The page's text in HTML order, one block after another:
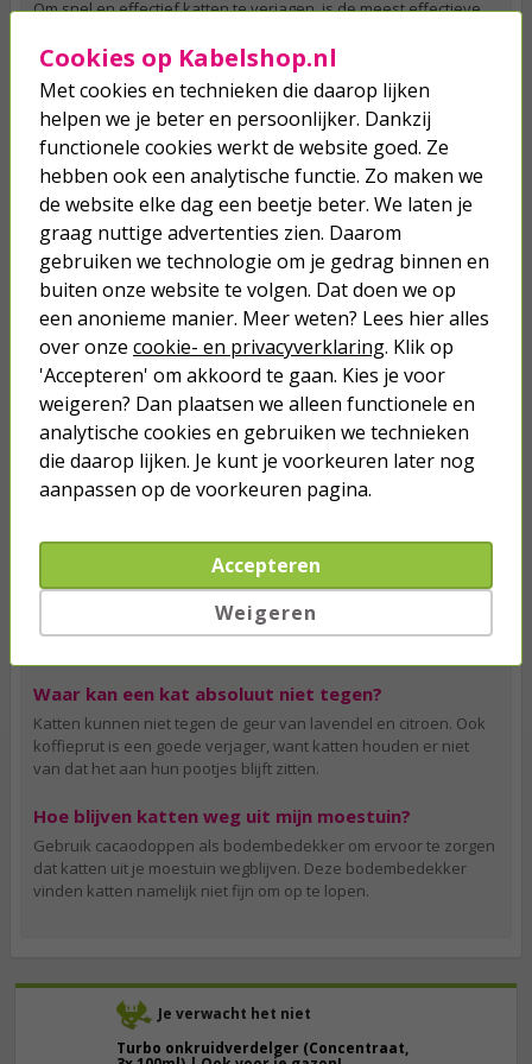
Je verwacht het niet
Turbo onkruidverdelger (Concentraat,
Om snel en effectief katten te verjagen, is de meest effectieve
Door een anti klimstrip te plaatsen, kattenkorrels te strooien én
een ultrasone verjager te gebruiken, weet jij 100% zeker dat
katten het niet meer leuk vinden om in jouw tuin hun behoefte
te doen. Katten weren uit de tuin wordt zo een fluitje van een
cent. Dankzij de combinatie van verschillende producten weet je
zeker dat ten minste één van de middeltjes zal werken om jouw
tuin eenvoudig weer helemaal katvrij te maken.
Katten in tuin verjagen doe je dankzij Kabelshop.nl
Of je nu last van katten van de buren hebt of gewoon
überhaupt geen katten in de buurt wilt hebben: Kabelshop.nl
heeft voor ieder wat wils. Wil jij bijvoorbeeldhonden verjagen?
mooie is: als je vandaag voor middernacht bestelt, heb je het
morgen al in huis, zodat jij direct alle katers en poezen uit je tuin
kunt weren. Heb je nog vragen of wil je graag iets weten over
een specifiek product, neem dan gerust contact op met onze
klantenservice, dan helpen wij je graag verder. Wij zijn iedere
doordeweekse dag te bereiken via e-mail, telefoon of Facebook.
Wat is de beste manier om katten te verjagen?
Een ultrasone kattenverjager is de beste manier om katten te
verjagen. Deze kastjes geven een toon af die mensen niet tot
nauwelijks horen, maar katten vinden het een heel vervelend
Waar kan een kat absoluut niet tegen?
Katten kunnen niet tegen de geur van lavendel en citroen. Ook
koffieprut is een goede verjager, want katten houden er niet
van dat het aan hun pootjes blijft zitten.
Hoe blijven katten weg uit mijn moestuin?
Gebruik cacaodoppen als bodembedekker om ervoor te zorgen
dat katten uit je moestuin wegblijven. Deze bodembedekker
vinden katten namelijk niet fijn om op te lopen.
Cookies op Kabelshop.nl
Met cookies en technieken die daarop lijken
helpen we je beter en persoonlijker. Dankzij
functionele cookies werkt de website goed. Ze
hebben ook een analytische functie. Zo maken we
de website elke dag een beetje beter. We laten je
graag nuttige advertenties zien. Daarom
gebruiken we technologie om je gedrag binnen en
buiten onze website te volgen. Dat doen we op
een anonieme manier. Meer weten? Lees hier alles
over onze cookie- en privacyverklaring. Klik op
'Accepteren' om akkoord te gaan. Kies je voor
weigeren? Dan plaatsen we alleen functionele en
analytische cookies en gebruiken we technieken
die daarop lijken. Je kunt je voorkeuren later nog
aanpassen op de voorkeuren pagina.
Accepteren
Weigeren